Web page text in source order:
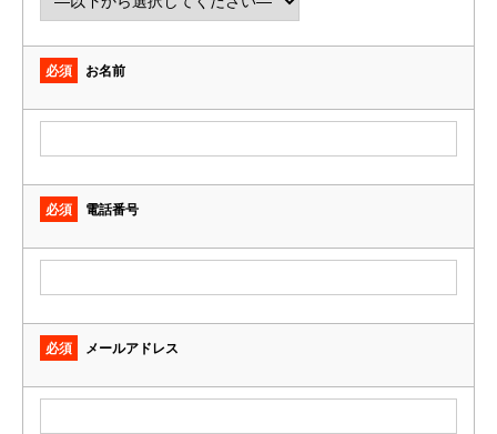
必須 お名前
必須 電話番号
必須 メールアドレス